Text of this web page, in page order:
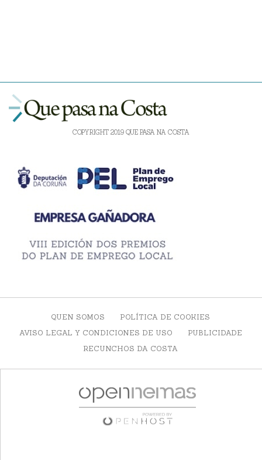
COPYRIGHT 2019 QUE PASA NA COSTA
QUEN SOMOS
POLÍTICA DE COOKIES
AVISO LEGAL Y CONDICIONES DE USO
PUBLICIDADE
RECUNCHOS DA COSTA